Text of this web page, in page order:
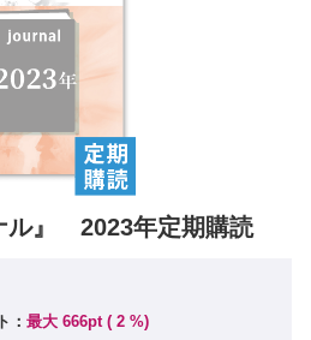
ル』 2023年定期購読
： 最大 666pt ( 2 %)